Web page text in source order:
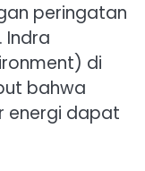
peringatan
Indra
di
bahwa
energi dapat